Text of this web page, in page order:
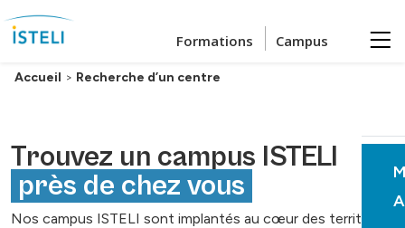
Formations Campus
Accueil > Recherche d’un centre
Trouvez un campus ISTELI
près de chez vous
Nos campus ISTELI sont implantés au cœur des territoires